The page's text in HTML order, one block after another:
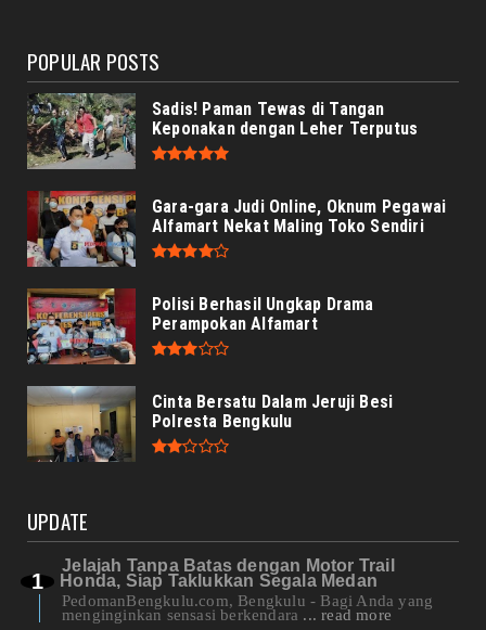
POPULAR POSTS
Sadis! Paman Tewas di Tangan
Keponakan dengan Leher Terputus
Gara-gara Judi Online, Oknum Pegawai
Alfamart Nekat Maling Toko Sendiri
Polisi Berhasil Ungkap Drama
Perampokan Alfamart
Cinta Bersatu Dalam Jeruji Besi
Polresta Bengkulu
UPDATE
Jelajah Tanpa Batas dengan Motor Trail
Honda, Siap Taklukkan Segala Medan
PedomanBengkulu.com, Bengkulu - Bagi Anda yang
menginginkan sensasi berkendara ... read more